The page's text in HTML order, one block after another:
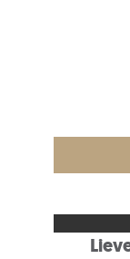
- In de
- Aan de
-Aan de
Hoop
woonbaar